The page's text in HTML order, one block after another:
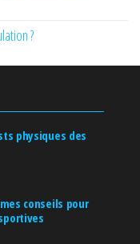
?
physiques des
conseils pour